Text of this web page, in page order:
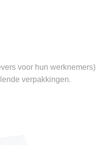
voor hun werknemers)
verpakkingen.